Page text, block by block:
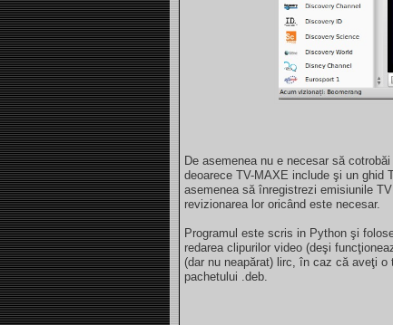
De asemenea nu e necesar să
deoarece TV-MAXE include şi un ghid
asemenea să înregistrezi emisiunile
revizionarea lor oricând este necesar.
Programul este scris in Python şi
redarea clipurilor video (deşi
(dar nu neapărat) lirc, în caz că aveţi
pachetului .deb.